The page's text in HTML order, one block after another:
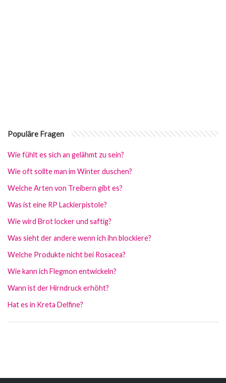
Populäre Fragen
Wie fühlt es sich an gelähmt zu sein?
Wie oft sollte man im Winter duschen?
Welche Arten von Treibern gibt es?
Was ist eine RP Lackierpistole?
Wie wird Brot locker und saftig?
Was sieht der andere wenn ich ihn blockiere?
Welche Produkte nicht bei Rosacea?
Wie kann ich Flegmon entwickeln?
Wann ist der Hirndruck erhöht?
Hat es in Kreta Delfine?